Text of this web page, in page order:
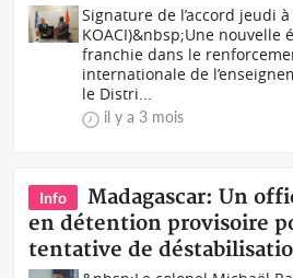
Signature de l’accord jeudi à
KOACI)&nbsp;Une nouvelle
franchie dans le
internationale de
le Distri...
il y a 3 mois
Info
Madagascar: Un
en détention provisoire
tentative de